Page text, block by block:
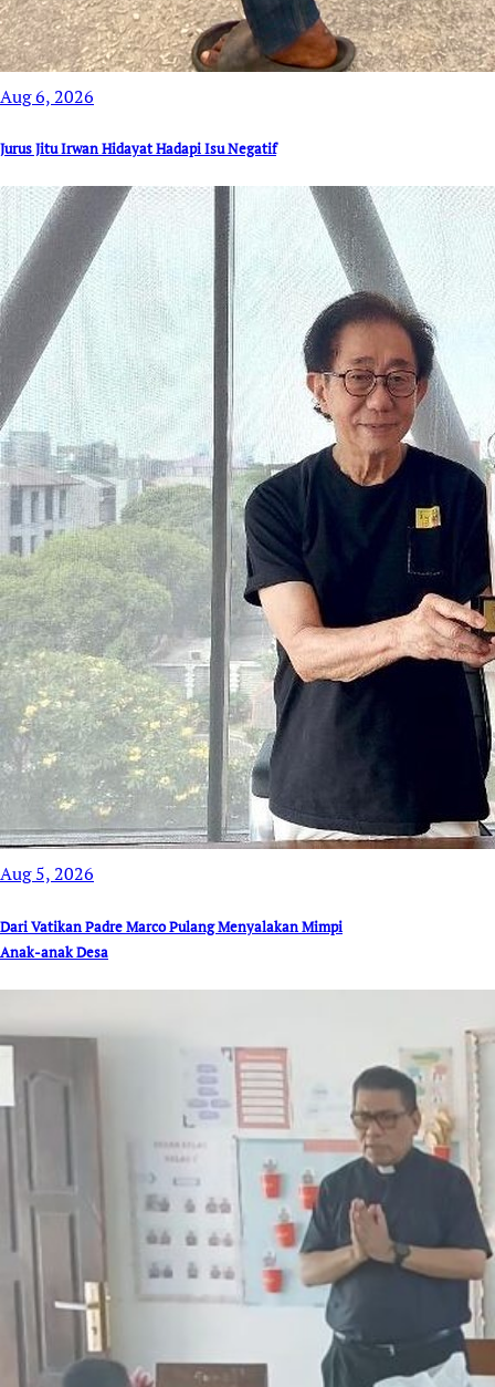
Aug 6, 2026
Jurus Jitu Irwan Hidayat Hadapi Isu Negatif
Aug 5, 2026
Dari Vatikan Padre Marco Pulang Menyalakan Mimpi
Anak-anak Desa